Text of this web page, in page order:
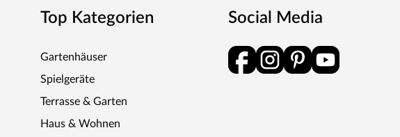
Top Kategorien
Gartenhäuser
Spielgeräte
Terrasse & Garten
Haus & Wohnen
Social Media